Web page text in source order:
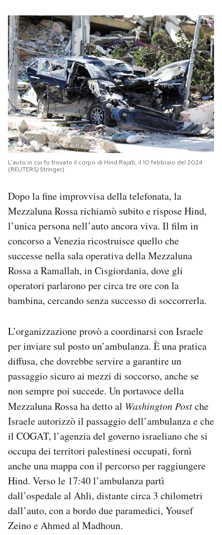
L’auto in cui fu trovato il corpo di Hind Rajab, il 10 febbraio del 2024
(REUTERS/Stringer)
Dopo la fine improvvisa della telefonata, la
Mezzaluna Rossa richiamò subito e rispose Hind,
l’unica persona nell’auto ancora viva. Il film in
concorso a Venezia ricostruisce quello che
successe nella sala operativa della Mezzaluna
Rossa a Ramallah, in Cisgiordania, dove gli
operatori parlarono per circa tre ore con la
bambina, cercando senza successo di soccorrerla.
L’organizzazione provò a coordinarsi con Israele
per inviare sul posto un’ambulanza. È una pratica
diffusa, che dovrebbe servire a garantire un
passaggio sicuro ai mezzi di soccorso, anche se
non sempre poi succede. Un portavoce della
Mezzaluna Rossa ha detto al Washington Postche
Israele autorizzò il passaggio dell’ambulanza e che
il COGAT, l’agenzia del governo israeliano che si
occupa dei territori palestinesi occupati, fornì
anche una mappa con il percorso per raggiungere
Hind. Verso le 17:40 l’ambulanza partì
dall’ospedale al Ahli, distante circa 3 chilometri
dall’auto, con a bordo due paramedici, Yousef
Zeino e Ahmed al Madhoun.